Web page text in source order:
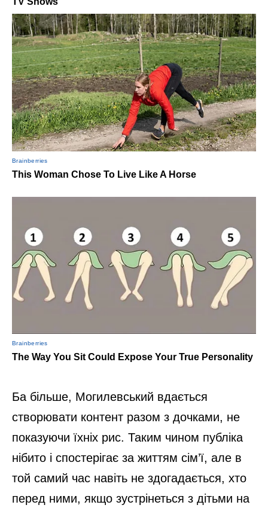
Ба більше, Могилевський вдається
створювати контент разом з дочками, не
показуючи їхніх рис. Таким чином публіка
нібито і спостерігає за життям сім’ї, але в
той самий час навіть не здогадається, хто
перед ними, якщо зустрінеться з дітьми на